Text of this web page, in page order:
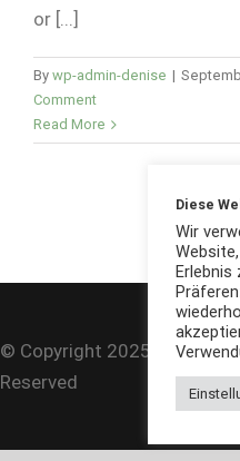
or [...]
By wp-admin-denise |
Comment
Read More
© Copyright 2025 |
Reserved
Diese
Wir
Erlebnis